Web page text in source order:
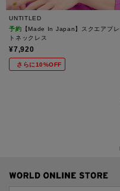
UNTITLED
予約 【Made In Japan】スクエアプレ
トネックレス
¥7,920
さらに10%OFF